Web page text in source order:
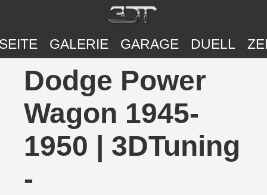
GALERIE GARAGE DUELL
Dodge Power
Wagon 1945-
1950 | 3DTuning
-